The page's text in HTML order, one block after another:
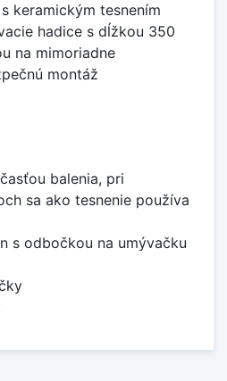
keramickým tesnením
hadice s dĺžkou 350
na mimoriadne
montáž
balenia, pri
sa ako tesnenie používa
s odbočkou na umývačku